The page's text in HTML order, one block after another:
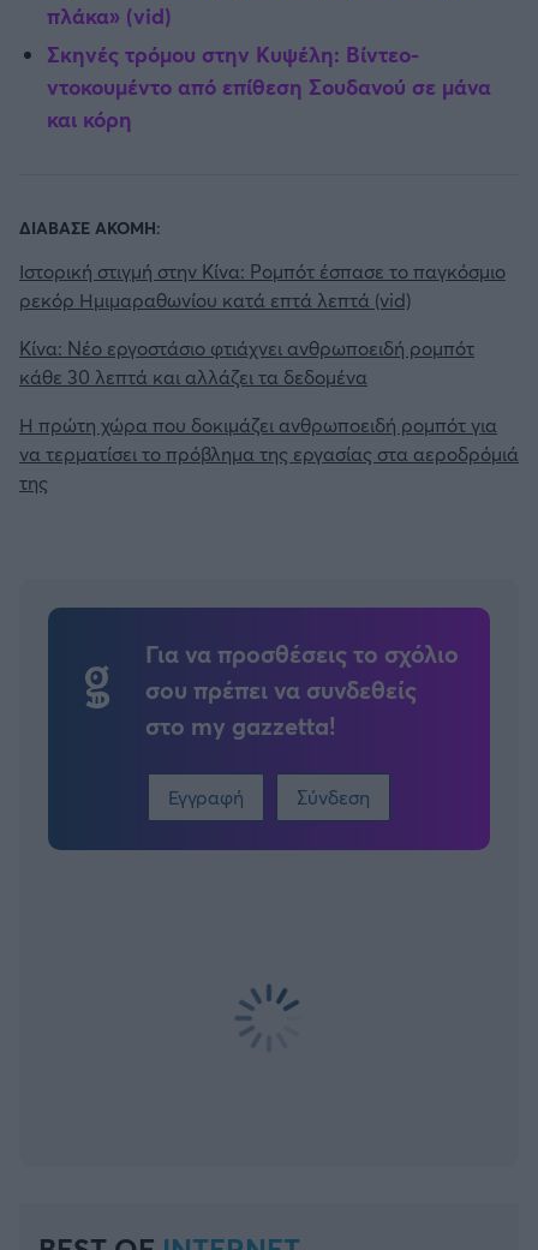
πλάκα» (vid)
Σκηνές τρόμου στην Κυψέλη: Βίντεο-
ντοκουμέντο από επίθεση Σουδανού σε μάνα
και κόρη
ΔΙΑΒΑΣΕ ΑΚΟΜΗ:
Ιστορική στιγμή στην Κίνα: Ρομπότ έσπασε το παγκόσμιο
ρεκόρ Ημιμαραθωνίου κατά επτά λεπτά (vid)
Κίνα: Νέο εργοστάσιο φτιάχνει ανθρωποειδή ρομπότ
κάθε 30 λεπτά και αλλάζει τα δεδομένα
Η πρώτη χώρα που δοκιμάζει ανθρωποειδή ρομπότ για
να τερματίσει το πρόβλημα της εργασίας στα αεροδρόμιά
της
Για να προσθέσεις το σχόλιο
σου πρέπει να συνδεθείς
στο my gazzetta!
Εγγραφή Σύνδεση